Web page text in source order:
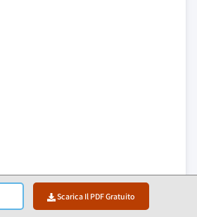
Scarica Il PDF Gratuito